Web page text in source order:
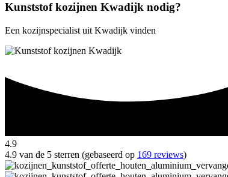
Kunststof kozijnen Kwadijk nodig?
Een kozijnspecialist uit Kwadijk vinden
4.9
4.9 van de 5 sterren (gebaseerd op 169 reviews)